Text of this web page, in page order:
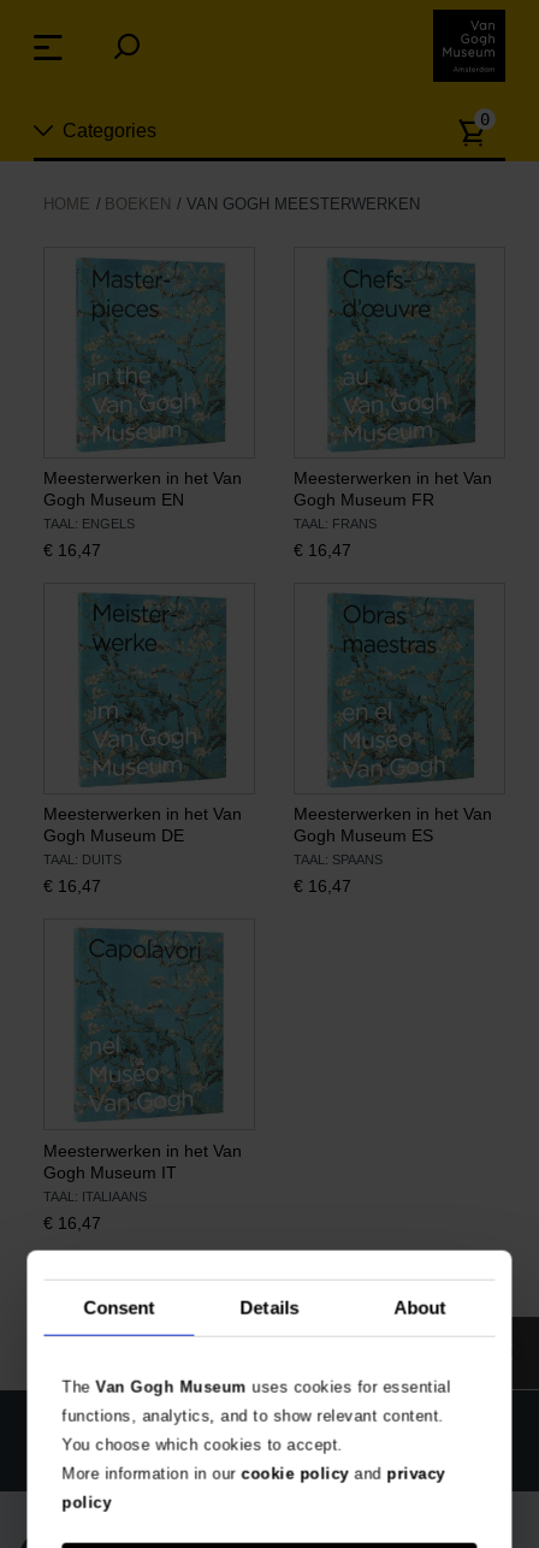
Consent Details About
TheVan Gogh Museum uses cookies for essential
functions, analytics, and to show relevant content.
You choose which cookies to accept.
More information in ourcookie policyand privacy
policy
links
over
Spring
Categories
Nieuw
Sieraden
Wonen
Koken & tafelen
Vrije tijd
Boeken
Cadeaus
Aantal
0
HOME BOEKEN VAN GOGH MEESTERWERKEN
Meesterwerken in het Van
Gogh Museum EN
TAAL: ENGELS
€ 16,47
Meesterwerken in het Van
Gogh Museum FR
TAAL: FRANS
€ 16,47
Meesterwerken in het Van
Gogh Museum DE
TAAL: DUITS
€ 16,47
Meesterwerken in het Van
Gogh Museum ES
TAAL: SPAANS
€ 16,47
Meesterwerken in het Van
Gogh Museum IT
TAAL: ITALIAANS
€ 16,47
Officiële webshop Van Gogh Museum
Veilig betalen
Wereldwijde verzending
Menu